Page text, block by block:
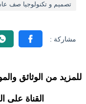
تصميم و تكنولوجيا صف
للمزيد من الوثائق
القناة على